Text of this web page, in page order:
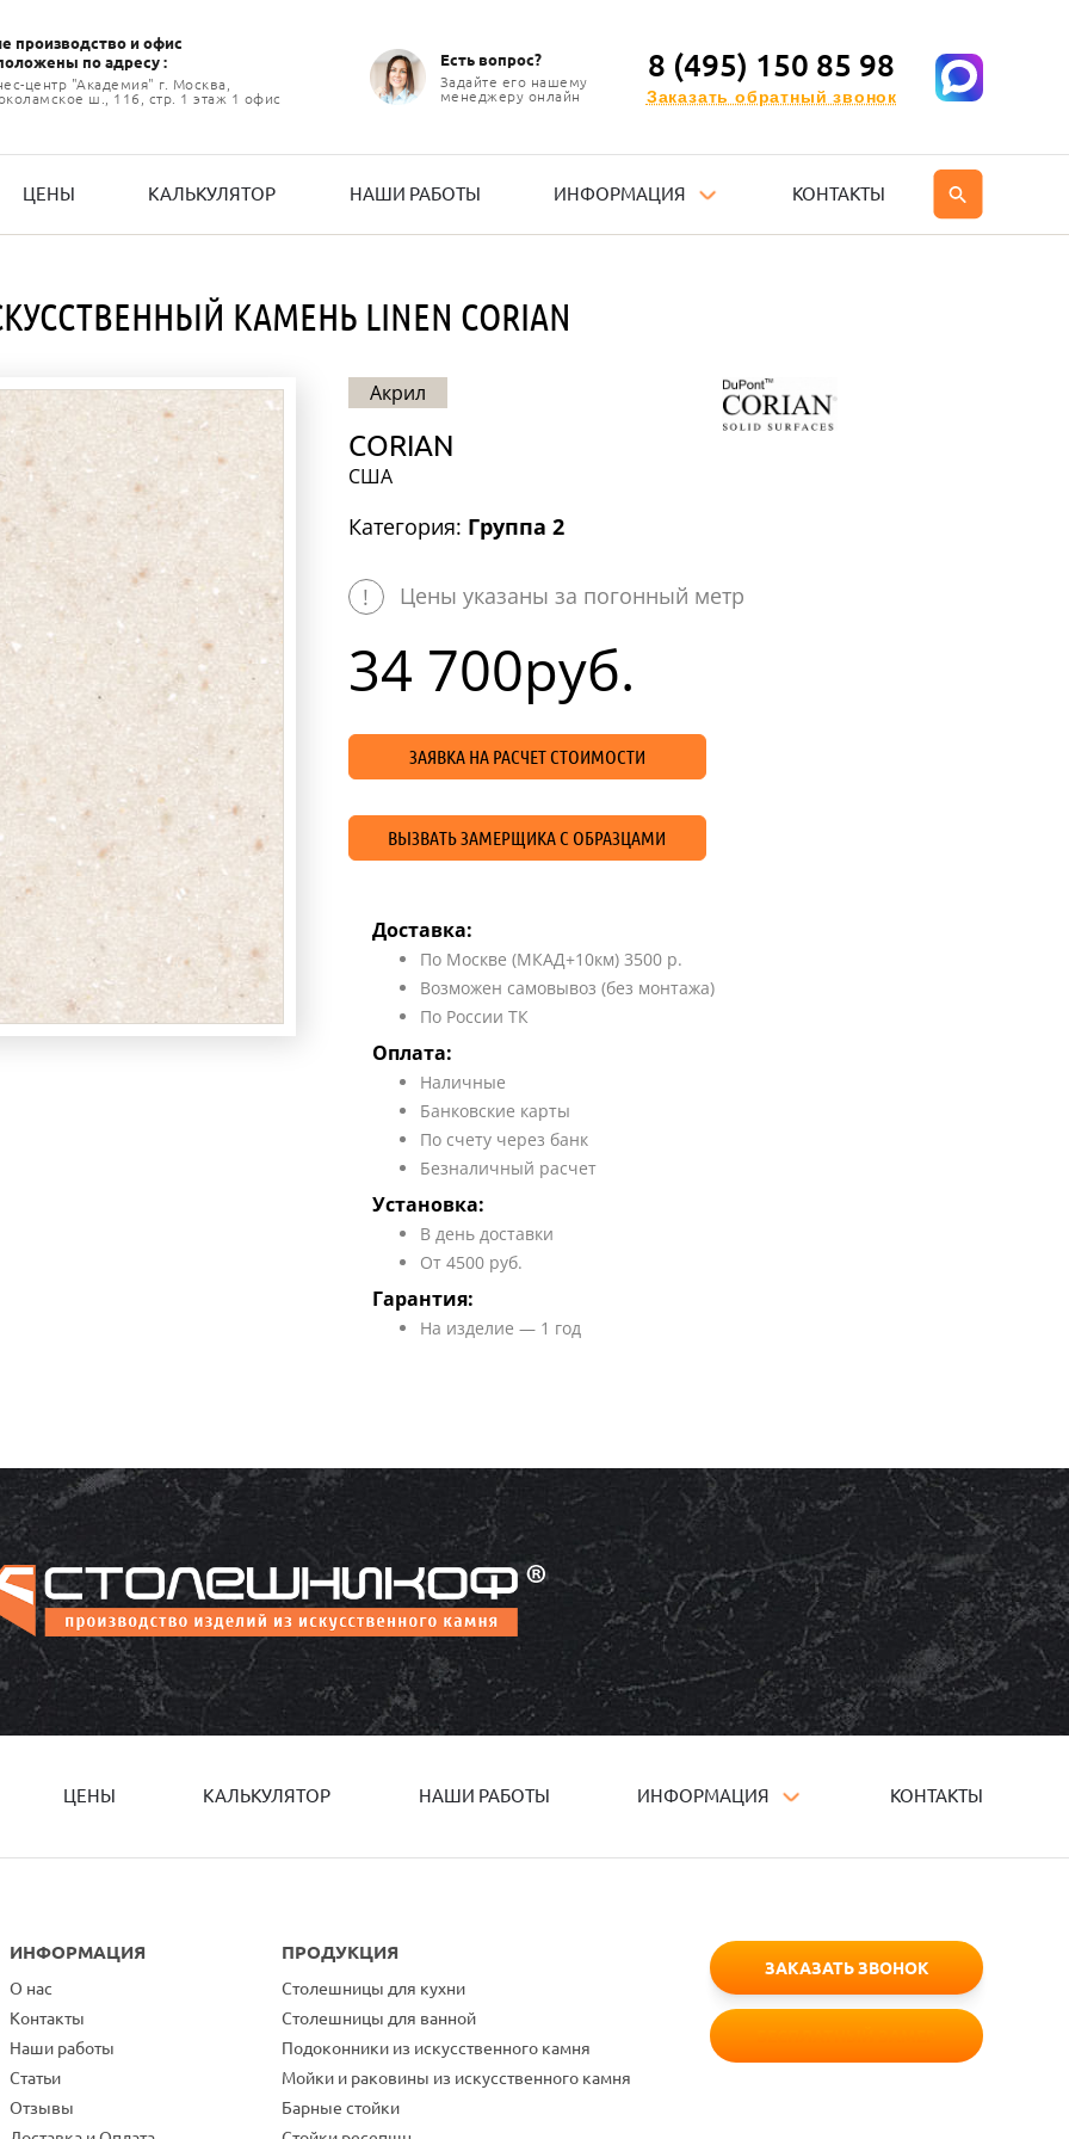
производство и офиc
по адресу :
центр "Академия" г. Москва,
ш., 116, стр. 1 этаж 1 офис
Есть вопрос?
Задайте его нашему
менеджеру онлайн
8 (495) 150 85 98
Заказать обратный звонок
ЦЕНЫ КАЛЬКУЛЯТОР НАШИ РАБОТЫ ИНФОРМАЦИЯ КОНТАКТЫ
КАМЕНЬ LINEN CORIAN
Акрил
CORIAN
США
Категория: Группа 2
! Цены указаны за погонный метр
34 700руб.
ЗАЯВКА НА РАСЧЕТ СТОИМОСТИ
ВЫЗВАТЬ ЗАМЕРЩИКА С ОБРАЗЦАМИ
Доставка:
По Москве (МКАД+10км) 3500 р.
Возможен самовывоз (без монтажа)
По России ТК
Оплата:
Наличные
Банковские карты
По счету через банк
Безналичный расчет
Установка:
В день доставки
От 4500 руб.
Гарантия:
На изделие — 1 год
ЦЕНЫ КАЛЬКУЛЯТОР НАШИ РАБОТЫ ИНФОРМАЦИЯ КОНТАКТЫ
ИНФОРМАЦИЯ
О нас
Контакты
Наши работы
Статьи
Отзывы
ПРОДУКЦИЯ
Столешницы для кухни
Столешницы для ванной
Подоконники из искусственного камня
Мойки и раковины из искусственного камня
Барные стойки
ЗАКАЗАТЬ ЗВОНОК